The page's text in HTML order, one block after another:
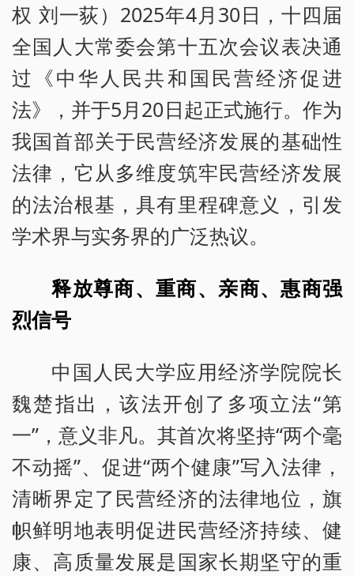
权 刘一荻）2025年4月30日，十四届
全国人大常委会第十五次会议表决通
过《中华人民共和国民营经济促进
法》，并于5月20日起正式施行。作为
我国首部关于民营经济发展的基础性
法律，它从多维度筑牢民营经济发展
的法治根基，具有里程碑意义，引发
学术界与实务界的广泛热议。
释放尊商、重商、亲商、惠商强
烈信号
中国人民大学应用经济学院院长
魏楚指出，该法开创了多项立法“第
一”，意义非凡。其首次将坚持“两个毫
不动摇”、促进“两个健康”写入法律，
清晰界定了民营经济的法律地位，旗
帜鲜明地表明促进民营经济持续、健
康、高质量发展是国家长期坚守的重